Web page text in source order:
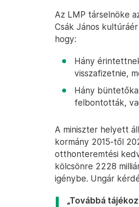
Az LMP társelnöke
Csák János
hogy:
Hány
visszafizetnie,
Hány
felbontották,
A miniszter helyett
kormány 2015-től
otthonteremtési
kölcsönre 2228
igénybe. Ungár
„Továbbá